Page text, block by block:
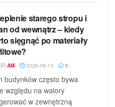
starego stropu i
od wewnątrz – kiedy
sięgnąć po materiały
AM 2026-08-10 0
budynków często bywa
względu na walory
w zewnętrzną